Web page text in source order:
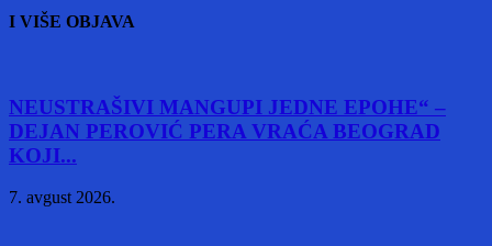
I VIŠE OBJAVA
NEUSTRAŠIVI MANGUPI JEDNE EPOHE“ –
DEJAN PEROVIĆ PERA VRAĆA BEOGRAD
KOJI...
7. avgust 2026.